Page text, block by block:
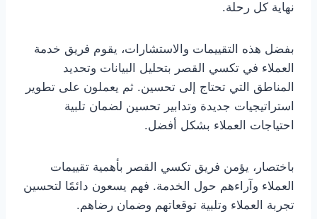
نهاية كل رحلة.
بفضل هذه التقييمات والاستشارات، يقوم فريق خدمة
العملاء في تكسي القصر بتحليل البيانات وتحديد
المناطق التي تحتاج إلى تحسين. ثم يعملون على تطوير
استراتيجيات جديدة وتدابير تحسين لضمان تلبية
احتياجات العملاء بشكل أفضل.
باختصار، يؤمن فريق تكسي القصر بأهمية تقييمات
العملاء وآراءهم حول الخدمة. فهم يسعون دائمًا لتحسين
تجربة العملاء وتلبية توقعاتهم وضمان رضاهم.